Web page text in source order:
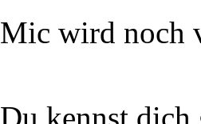
Mic wird noch